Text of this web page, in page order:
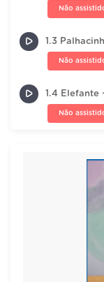
Não
1.3
Não
1.4 Elefante
Não